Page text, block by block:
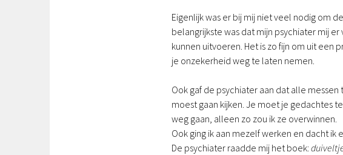
Eigenlijk was er bij mij niet veel nodig om
belangrijkste was dat mijn psychiater mij
kunnen uitvoeren. Het is zo fijn om uit een
je onzekerheid weg te laten nemen.
Ook gaf de psychiater aan dat alle
moest gaan kijken. Je moet je gedachtes
weg gaan, alleen zo zou ik ze overwinnen.
Ook ging ik aan mezelf werken en dacht ik
De psychiater raadde mij het boek: